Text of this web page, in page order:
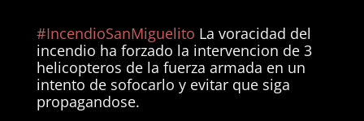
#IncendioSanMiguelito La voracidad del
incendio ha forzado la intervencion de 3
helicopteros de la fuerza armada en un
intento de sofocarlo y evitar que siga
propagandose.